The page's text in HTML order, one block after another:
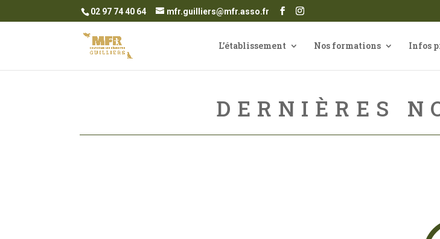
02 97 74 40 64 mfr.guilliers@mfr.asso.fr
L’établissement Nos formations Infos
DERNIÈRES